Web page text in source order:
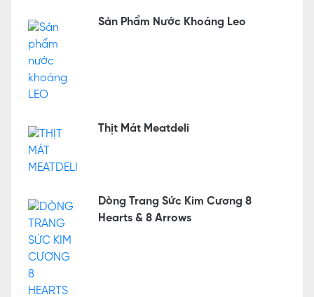
Sản Phẩm Nước Khoáng Leo
Thịt Mát Meatdeli
Dòng Trang Sức Kim Cương 8
Hearts & 8 Arrows